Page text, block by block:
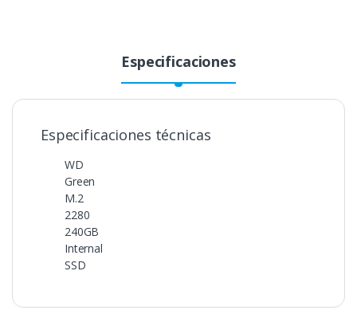
Especificaciones
Especificaciones técnicas
WD
Green
M.2
2280
240GB
Internal
SSD